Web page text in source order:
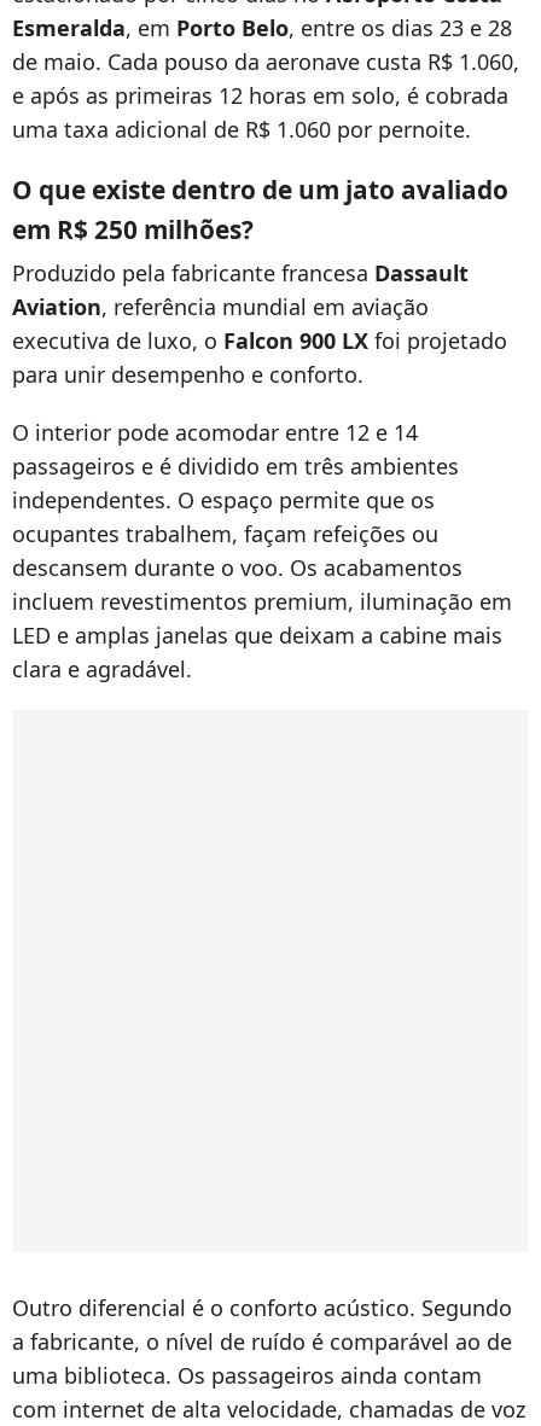
Esmeralda, em Porto Belo, entre os dias 23 e 28
de maio. Cada pouso da aeronave custa R$ 1.060,
e após as primeiras 12 horas em solo, é cobrada
uma taxa adicional de R$ 1.060 por pernoite.
O que existe dentro de um jato avaliado
em R$ 250 milhões?
Produzido pela fabricante francesa Dassault
Aviation, referência mundial em aviação
executiva de luxo, o Falcon 900 LX foi projetado
para unir desempenho e conforto.
O interior pode acomodar entre 12 e 14
passageiros e é dividido em três ambientes
independentes. O espaço permite que os
ocupantes trabalhem, façam refeições ou
descansem durante o voo. Os acabamentos
incluem revestimentos premium, iluminação em
LED e amplas janelas que deixam a cabine mais
clara e agradável.
Outro diferencial é o conforto acústico. Segundo
a fabricante, o nível de ruído é comparável ao de
uma biblioteca. Os passageiros ainda contam
com internet de alta velocidade, chamadas de voz